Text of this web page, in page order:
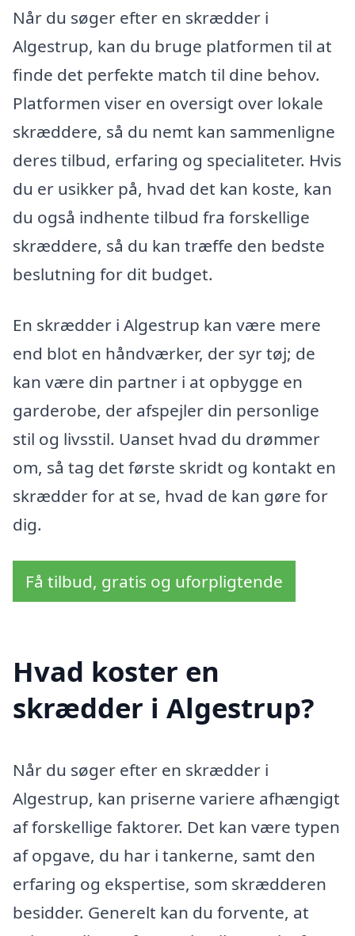
Når du søger efter en skrædder i
Algestrup, kan du bruge platformen til at
finde det perfekte match til dine behov.
Platformen viser en oversigt over lokale
skræddere, så du nemt kan sammenligne
deres tilbud, erfaring og specialiteter. Hvis
du er usikker på, hvad det kan koste, kan
du også indhente tilbud fra forskellige
skræddere, så du kan træffe den bedste
beslutning for dit budget.
En skrædder i Algestrup kan være mere
end blot en håndværker, der syr tøj; de
kan være din partner i at opbygge en
garderobe, der afspejler din personlige
stil og livsstil. Uanset hvad du drømmer
om, så tag det første skridt og kontakt en
skrædder for at se, hvad de kan gøre for
dig.
Få tilbud, gratis og uforpligtende
Hvad koster en
skrædder i Algestrup?
Når du søger efter en skrædder i
Algestrup, kan priserne variere afhængigt
af forskellige faktorer. Det kan være typen
af opgave, du har i tankerne, samt den
erfaring og ekspertise, som skrædderen
besidder. Generelt kan du forvente, at